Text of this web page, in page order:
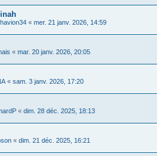
« mer. 21 janv. 2026, 14:59
« mar. 20 janv. 2026, 20:05
« sam. 3 janv. 2026, 17:20
« dim. 28 déc. 2025, 18:13
« dim. 21 déc. 2025, 16:21